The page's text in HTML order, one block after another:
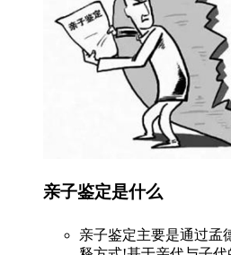
亲子鉴定是什么
亲子鉴定主要是通过孟